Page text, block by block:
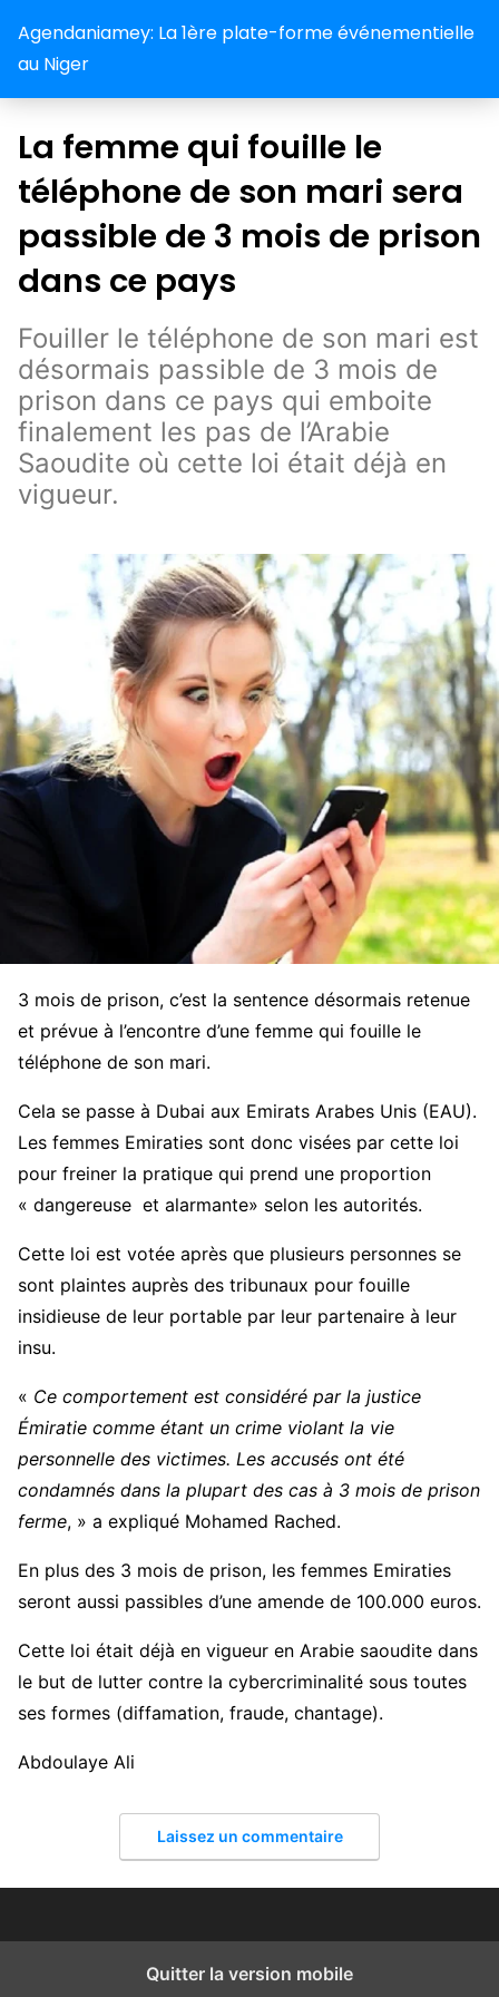
Agendaniamey: La 1ère plate-forme événementielle
au Niger
La femme qui fouille le
téléphone de son mari sera
passible de 3 mois de prison
dans ce pays
Fouiller le téléphone de son mari est
désormais passible de 3 mois de
prison dans ce pays qui emboite
finalement les pas de l’Arabie
Saoudite où cette loi était déjà en
vigueur.
3 mois de prison, c’est la sentence désormais retenue
et prévue à l’encontre d’une femme qui fouille le
téléphone de son mari.
Cela se passe à Dubai aux Emirats Arabes Unis (EAU).
Les femmes Emiraties sont donc visées par cette loi
pour freiner la pratique qui prend une proportion
« dangereuse et alarmante» selon les autorités.
Cette loi est votée après que plusieurs personnes se
sont plaintes auprès des tribunaux pour fouille
insidieuse de leur portable par leur partenaire à leur
insu.
« Ce comportement est considéré par la justice
Émiratie comme étant un crime violant la vie
personnelle des victimes. Les accusés ont été
condamnés dans la plupart des cas à 3 mois de prison
ferme, » a expliqué Mohamed Rached.
En plus des 3 mois de prison, les femmes Emiraties
seront aussi passibles d’une amende de 100.000 euros.
Cette loi était déjà en vigueur en Arabie saoudite dans
le but de lutter contre la cybercriminalité sous toutes
ses formes (diffamation, fraude, chantage).
Abdoulaye Ali
Laissez un commentaire
Quitter la version mobile